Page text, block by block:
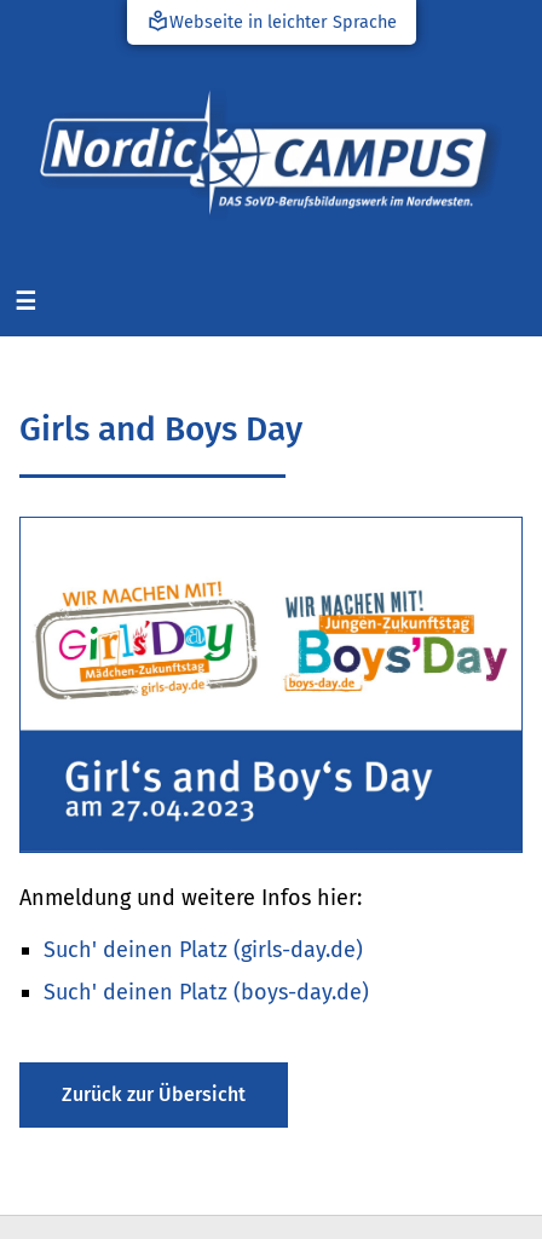
local_libraryWebseite in leichter Sprache
☰
Girls and Boys Day
Anmeldung und weitere Infos hier:
Such' deinen Platz (girls-day.de)
Such' deinen Platz (boys-day.de)
Zurück zur Übersicht